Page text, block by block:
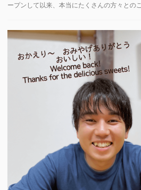
ープンして以来、本当にたくさんの方々との